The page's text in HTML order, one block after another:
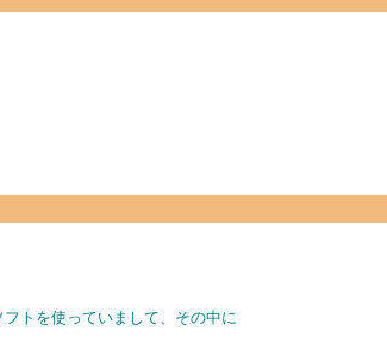
トを使っていまして、その中に